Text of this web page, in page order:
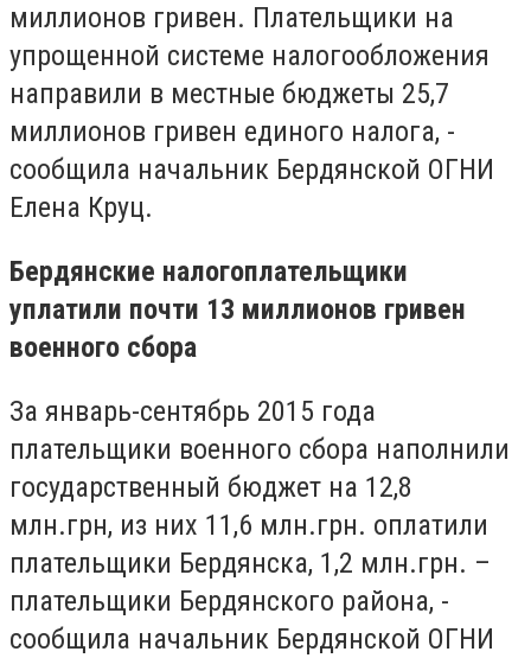
миллионов гривен. Плательщики на
упрощенной системе налогообложения
направили в местные бюджеты 25,7
миллионов гривен единого налога, -
сообщила начальник Бердянской ОГНИ
Елена Круц.
Бердянские налогоплательщики
уплатили почти 13 миллионов гривен
военного сбора
За январь-сентябрь 2015 года
плательщики военного сбора наполнили
государственный бюджет на 12,8
млн.грн, из них 11,6 млн.грн. оплатили
плательщики Бердянска, 1,2 млн.грн. –
плательщики Бердянского района, -
сообщила начальник Бердянской ОГНИ